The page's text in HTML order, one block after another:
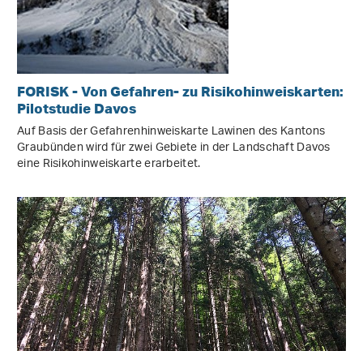
FORISK - Von Gefahren- zu Risikohinweiskarten:
Pilotstudie Davos
Auf Basis der Gefahrenhinweiskarte Lawinen des Kantons
Graubünden wird für zwei Gebiete in der Landschaft Davos
eine Risikohinweiskarte erarbeitet.